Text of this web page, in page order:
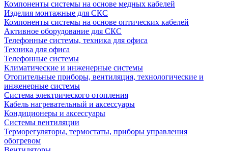
Компоненты системы на основе медных кабелей
Изделия монтажные для СКС
Компоненты системы на основе оптических кабелей
Активное оборудование для СКС
Телефонные системы, техника для офиса
Техника для офиса
Телефонные системы
Климатические и инженерные системы
Отопительные приборы, вентиляция, технологические и
инженерные системы
Система электрического отопления
Кабель нагревательный и аксессуары
Кондиционеры и аксессуары
Системы вентиляции
Терморегуляторы, термостаты, приборы управления
обогревом